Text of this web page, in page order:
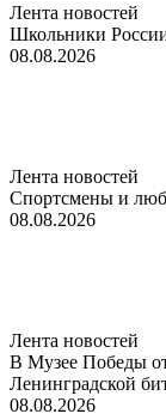
Лента новостей
Школьники
08.08.2026
Лента новостей
Спортсмены и
08.08.2026
Лента новостей
В Музее Победы
Ленинградской
08.08.2026